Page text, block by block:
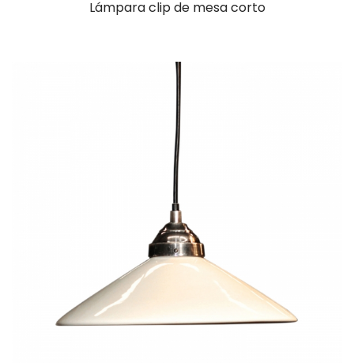
Lámpara clip de mesa corto